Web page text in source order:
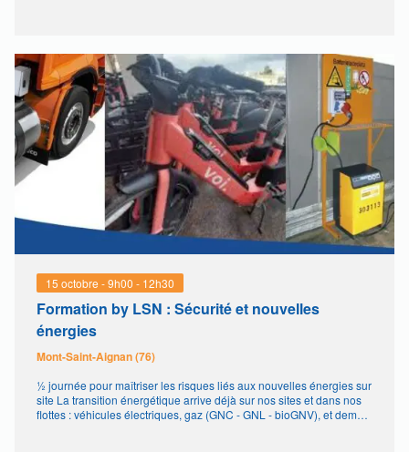
Formation by LSN : Sécurité et nouvelles
énergies
15 octobre - 9h00 - 12h30
Mont-Saint-Aignan (76)
½ journée pour maîtriser les risques liés aux nouvelles énergies sur
site La transition énergétique arrive déjà sur nos sites et dans nos
flottes : véhicules électriques, gaz (GNC - GNL - bioGNV), et demain